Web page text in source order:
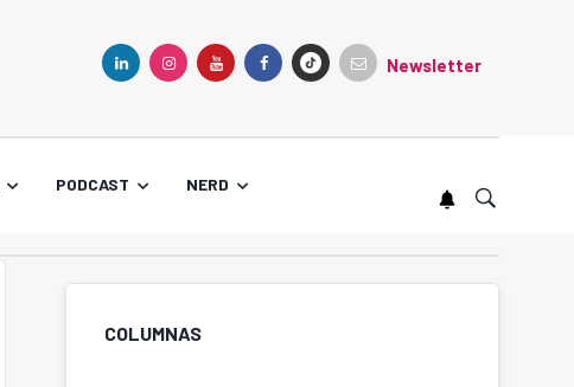
Newsletter
PODCAST NERD
COLUMNAS